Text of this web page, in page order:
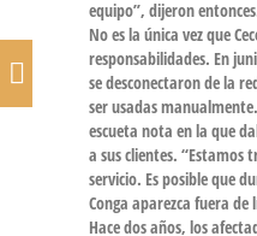
equipo”, dijeron
No es la única vez que
responsabilidades. En
se desconectaron de la
ser usadas
escueta nota en la que
a sus clientes.
servicio. Es posible que
Conga aparezca fuera
Hace dos años, los